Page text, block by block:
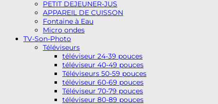
PETIT DEJEUNER-JUS
APPAREIL DE CUISSON
Fontaine à Eau
Micro ondes
TV-Son-Photo
Téléviseurs
téléviseur 24-39 pouces
téléviseur 40-49 pouces
Téléviseurs 50-59 pouces
téléviseur 60-69 pouces
Téléviseur 70-79 pouces
téléviseur 80-89 pouces